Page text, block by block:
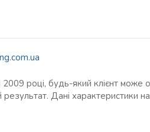
році, будь-який клієнт може
Дані характеристики